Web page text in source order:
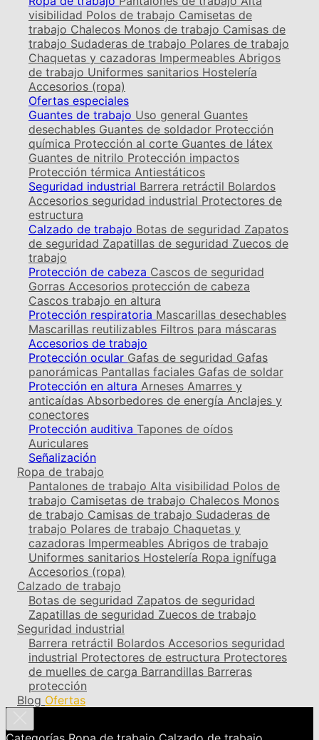
visibilidad Polos de trabajo Camisetas de
trabajo Chalecos Monos de trabajo Camisas de
trabajo Sudaderas de trabajo Polares de trabajo
Chaquetas y cazadoras Impermeables Abrigos
de trabajo Uniformes sanitarios Hostelería
Accesorios (ropa)
Ofertas especiales
Guantes de trabajo Uso general Guantes
desechables Guantes de soldador Protección
química Protección al corte Guantes de látex
Guantes de nitrilo Protección impactos
Protección térmica Antiestáticos
Seguridad industrial Barrera retráctil Bolardos
Accesorios seguridad industrial Protectores de
estructura
Calzado de trabajo Botas de seguridad Zapatos
de seguridad Zapatillas de seguridad Zuecos de
trabajo
Protección de cabeza Cascos de seguridad
Gorras Accesorios protección de cabeza
Cascos trabajo en altura
Protección respiratoria Mascarillas desechables
Mascarillas reutilizables Filtros para máscaras
Accesorios de trabajo
Protección ocular Gafas de seguridad Gafas
panorámicas Pantallas faciales Gafas de soldar
Protección en altura Arneses Amarres y
anticaídas Absorbedores de energía Anclajes y
conectores
Protección auditiva Tapones de oídos
Auriculares
Señalización
Ropa de trabajo
Pantalones de trabajo Alta visibilidad Polos de
trabajo Camisetas de trabajo Chalecos Monos
de trabajo Camisas de trabajo Sudaderas de
trabajo Polares de trabajo Chaquetas y
cazadoras Impermeables Abrigos de trabajo
Uniformes sanitarios Hostelería Ropa ignífuga
Accesorios (ropa)
Calzado de trabajo
Botas de seguridad Zapatos de seguridad
Zapatillas de seguridad Zuecos de trabajo
Seguridad industrial
Barrera retráctil Bolardos Accesorios seguridad
industrial Protectores de estructura Protectores
de muelles de carga Barrandillas Barreras
protección
Blog Ofertas